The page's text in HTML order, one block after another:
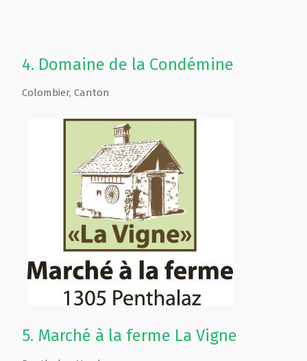
4. Domaine de la Condémine
Colombier, Canton
5. Marché à la ferme La Vigne